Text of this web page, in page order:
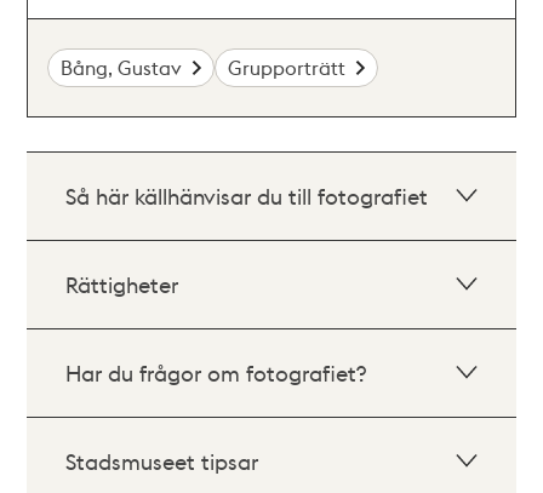
Bång, Gustav Grupporträtt
Så här källhänvisar du till fotografiet
Rättigheter
Har du frågor om fotografiet?
Stadsmuseet tipsar